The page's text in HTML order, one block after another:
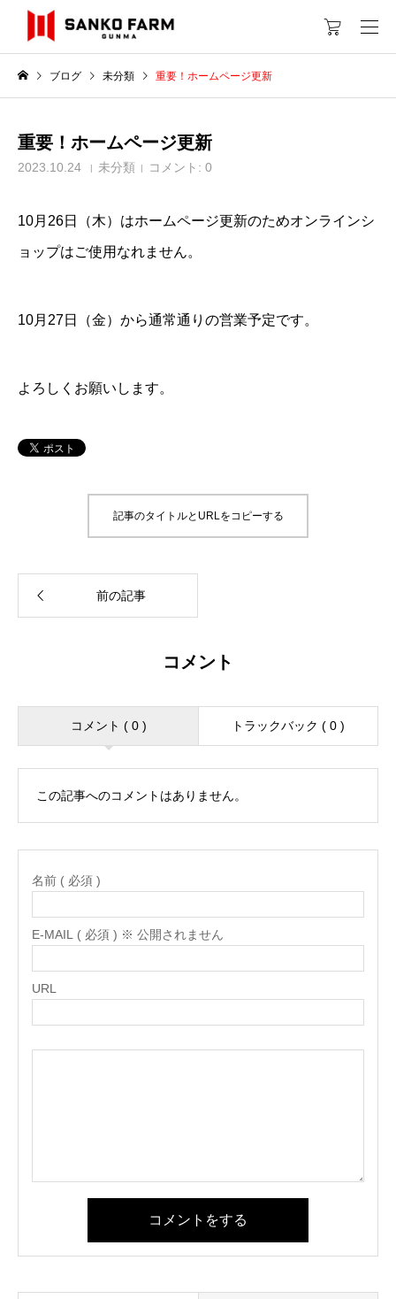
ブログ 未分類 重要！ホームページ更新
重要！ホームページ更新
2023.10.24 未分類 コメント: 0
10月26日（木）はホームページ更新のためオンラインシ
ョップはご使用なれません。
10月27日（金）から通常通りの営業予定です。
よろしくお願いします。
記事のタイトルとURLをコピーする
コメント
コメント ( 0 ) トラックバック ( 0 )
この記事へのコメントはありません。
名前 ( 必須 )
E-MAIL ( 必須 ) ※ 公開されません
URL
コメントをする